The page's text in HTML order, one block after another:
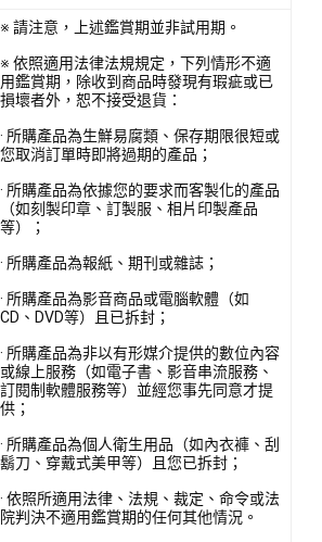
※ 請注意，上述鑑賞期並非試用期。
※ 依照適用法律法規規定，下列情形不適
用鑑賞期，除收到商品時發現有瑕疵或已
損壞者外，恕不接受退貨：
· 所購產品為生鮮易腐類、保存期限很短或
您取消訂單時即將過期的產品；
· 所購產品為依據您的要求而客製化的產品
（如刻製印章、訂製服、相片印製產品
等）；
· 所購產品為報紙、期刊或雜誌；
· 所購產品為影音商品或電腦軟體（如
CD、DVD等）且已拆封；
· 所購產品為非以有形媒介提供的數位內容
或線上服務（如電子書、影音串流服務、
訂閱制軟體服務等）並經您事先同意才提
供；
· 所購產品為個人衛生用品（如內衣褲、刮
鬍刀、穿戴式美甲等）且您已拆封；
· 依照所適用法律、法規、裁定、命令或法
院判決不適用鑑賞期的任何其他情況。